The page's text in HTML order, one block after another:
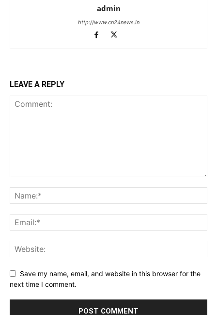
admin
http://www.cn24news.in
LEAVE A REPLY
Save my name, email, and website in this browser for the
next time I comment.